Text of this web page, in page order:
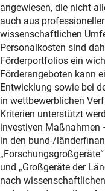
angewiesen, die nicht
auch aus
wissenschaftlichen
Personalkosten sind
Förderportfolios ein
Förderangeboten kann
Entwicklung sowie bei
in wettbewerblichen
Kriterien unterstützt
investiven Maßnahmen
in den bund-/
und „Großgeräte der
nach